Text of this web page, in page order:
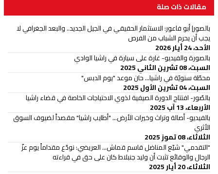
مقالات ذات صلة
بالصور| أبو فاعور: الاستثمار الحقيقي في الجيل الجديد.. والبعد الجغرافي لا
يجب أن يحرم الشباب من الفرص
الأحد، 24 أيار 2026
بالصورة والفيديو- غارة على سيارة في راشيا الوادي
السبت، 08 تشرين الثاني 2025
محطّة سنويّة في راشيا... حان موعد "يوم الدبس"
السبت، 04 تشرين الأول 2025
بالصّور- افتتاح الدورة الصيفية لذوي الاحتياجات الخاصة في قضاء راشيا
الأربعاء، 13 آب 2025
بالفيديو- أصالة وتراث وخيرات الأرض... "أطايب راشيا" مقصداً لضيوف السوق
الأثري
الثلاثاء، 08 تموز 2025
"التقدمي" شيّع المناضل قاسم قماش... العريضي: نودّع مقداماً يوم عزّ
الرجال والوقائع تثبت أن وليد جنبلاط كان على حق في قراءته
الثلاثاء، 20 أيار 2025